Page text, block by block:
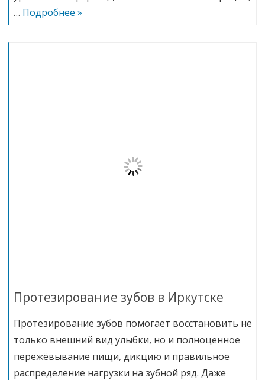
… Подробнее »
Протезирование зубов в Иркутске
Протезирование зубов помогает восстановить не
только внешний вид улыбки, но и полноценное
пережёвывание пищи, дикцию и правильное
распределение нагрузки на зубной ряд. Даже